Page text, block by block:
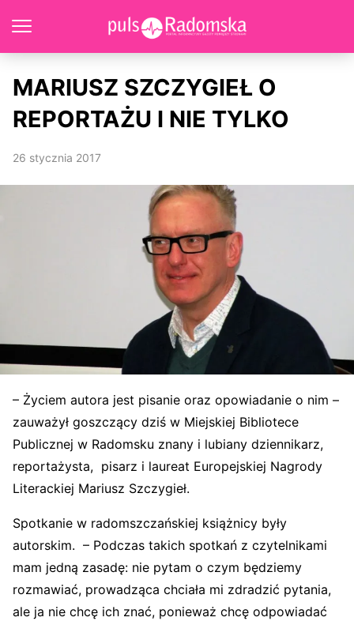
MARIUSZ SZCZYGIEŁ O
REPORTAŻU I NIE TYLKO
26 stycznia 2017
– Życiem autora jest pisanie oraz opowiadanie o nim –
zauważył goszczący dziś w Miejskiej Bibliotece
Publicznej w Radomsku znany i lubiany dziennikarz,
reportażysta, pisarz i laureat Europejskiej Nagrody
Literackiej Mariusz Szczygieł.
Spotkanie w radomszczańskiej książnicy były
autorskim. – Podczas takich spotkań z czytelnikami
mam jedną zasadę: nie pytam o czym będziemy
rozmawiać, prowadząca chciała mi zdradzić pytania,
ale ja nie chcę ich znać, ponieważ chcę odpowiadać